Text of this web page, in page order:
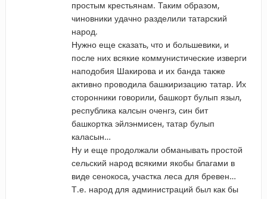
простым крестьянам. Таким образом,
чиновники удачно разделили татарский
народ.
Нужно еще сказать, что и большевики, и
после них всякие коммунистические изверги
наподобия Шакирова и их банда также
активно проводила башкиризацию татар. Их
сторонники говорили, башкорт булып языл,
республика калсын оченгэ, син бит
башкортка эйлэнмисен, татар булып
каласын…
Ну и еще продолжали обманывать простой
сельский народ всякими якобы благами в
виде сенокоса, участка леса для бревен…
Т.е. народ для администраций был как бы